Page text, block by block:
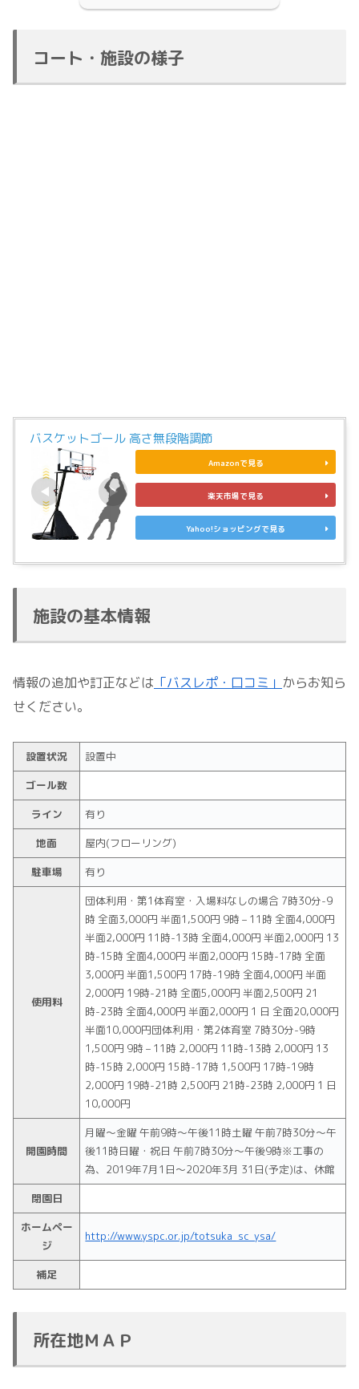
コート・施設の様子
バスケットゴール 高さ無段階調節
Amazonで見る
楽天市場で見る
Yahoo!ショッピングで見る
施設の基本情報
情報の追加や訂正などは 「バスレポ・口コミ」 からお知ら
せください。
設置状況
設置中
ゴール数
ライン
有り
地面
屋内(フローリング)
駐車場
有り
使用料
団体利用・第1体育室・入場料なしの場合 7時30分-9
時 全面3,000円 半面1,500円 9時 – 11時 全面4,000円
半面2,000円 11時-13時 全面4,000円 半面2,000円 13
時-15時 全面4,000円 半面2,000円 15時-17時 全面
3,000円 半面1,500円 17時-19時 全面4,000円 半面
2,000円 19時-21時 全面5,000円 半面2,500円 21
時-23時 全面4,000円 半面2,000円 1 日 全面20,000円
半面10,000円団体利用・第2体育室 7時30分-9時
1,500円 9時 – 11時 2,000円 11時-13時 2,000円 13
時-15時 2,000円 15時-17時 1,500円 17時-19時
2,000円 19時-21時 2,500円 21時-23時 2,000円 1 日
10,000円
開園時間
月曜～金曜 午前9時～午後11時土曜 午前7時30分～午
後11時日曜・祝日 午前7時30分～午後9時※工事の
為、2019年7月1日～2020年3月 31日(予定)は、休館
閉園日
ホームペー
ジ
http://www.yspc.or.jp/totsuka_sc_ysa/
補足
所在地ＭＡＰ